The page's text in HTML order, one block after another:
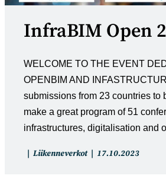
InfraBIM Open
WELCOME TO THE EVENT
OPENBIM AND
submissions from 23 countries to
make a great program of 51
infrastructures, digitalisation and
Artikkelin
Liikenneverkot
Artikkeli
17.10.2023